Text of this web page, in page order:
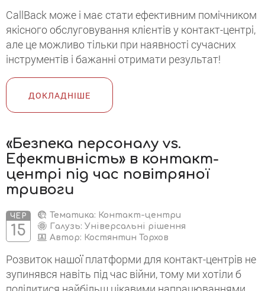
CallBack може і має стати ефективним помічником
якісного обслуговування клієнтів у контакт-центрі,
але це можливо тільки при наявності сучасних
інструментів і бажанні отримати результат!
ДОКЛАДНІШЕ
«Безпека персоналу vs.
Ефективність» в контакт-
центрі під час повітряної
тривоги
ЧЕР
15
Тематика: Контакт-центри
Галузь: Універсальні рішення
Автор: Костянтин Торхов
Розвиток нашої платформи для контакт-центрів не
зупинявся навіть під час війни, тому ми хотіли б